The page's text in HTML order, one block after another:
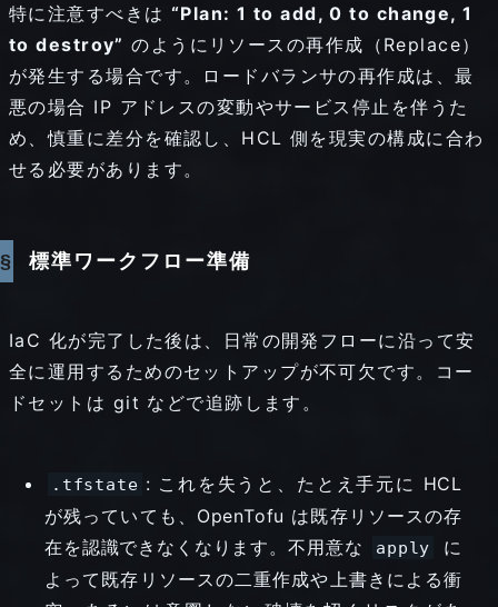
特に注意すべきは “Plan: 1 to add, 0 to change, 1
to destroy” のようにリソースの再作成（Replace）
が発生する場合です。ロードバランサの再作成は、最
悪の場合 IP アドレスの変動やサービス停止を伴うた
め、慎重に差分を確認し、HCL 側を現実の構成に合わ
せる必要があります。
標準ワークフロー準備
IaC 化が完了した後は、日常の開発フローに沿って安
全に運用するためのセットアップが不可欠です。コー
ドセットは git などで追跡します。
.tfstate : これを失うと、たとえ手元に HCL
が残っていても、OpenTofu は既存リソースの存
在を認識できなくなります。不用意な
apply
に
よって既存リソースの二重作成や上書きによる衝